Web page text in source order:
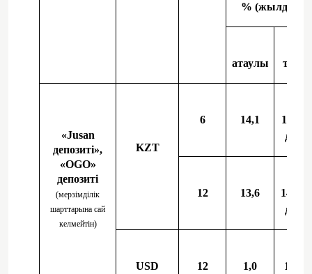
% (жылдық)
атаулы
«Jusan
депозиті»,
«OGO»
депозиті
(мерзімділік
шарттарына сай
келмейтін)
KZT
6 14,1
15,0-
дейін
12 13,6
14,5-
дейін
USD 12 1,0
1,0-ге